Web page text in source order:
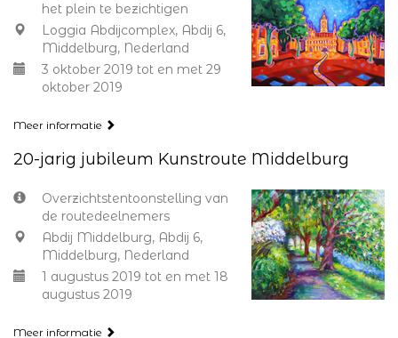
het plein te bezichtigen
Loggia Abdijcomplex, Abdij 6,
Middelburg, Nederland
3 oktober 2019 tot en met 29
oktober 2019
Meer informatie
20-jarig jubileum Kunstroute Middelburg
Overzichtstentoonstelling van
de routedeelnemers
Abdij Middelburg, Abdij 6,
Middelburg, Nederland
1 augustus 2019 tot en met 18
augustus 2019
Meer informatie